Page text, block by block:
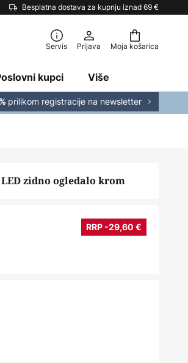
Besplatna dostava za kupnju iznad 69 €
Moja košarica
Servis Prijava
kupci Više
prilikom registracije na newsletter
zidno ogledalo krom
RRP -29,60 €